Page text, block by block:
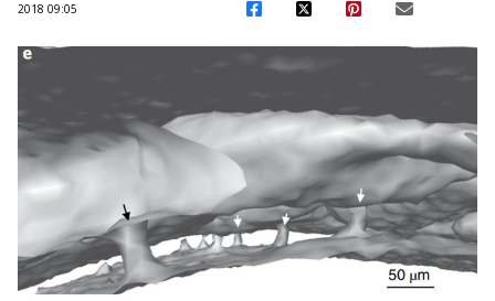
2018 09:05